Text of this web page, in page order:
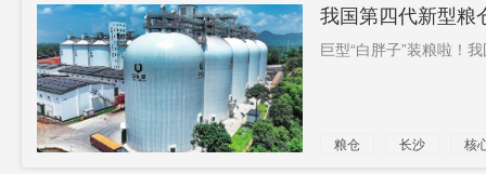
唐佳丽
考虑交易
必须出售
长沙两
沙特籍枪
手
武广
航母
文化部长
君主
我国第四代新型粮
技术难题
巨型“白胖子”装粮啦！
粮仓 长沙 核